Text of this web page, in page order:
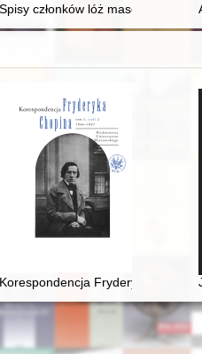
Edukacji Narodowej w tych
Spisy członków lóż masońskich w
Fryderyk Chopin na
Korespondencja Fryderyka